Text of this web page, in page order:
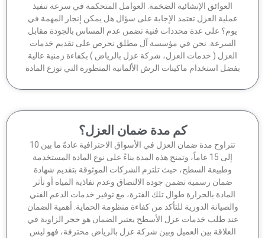
العوائق الإنشائية الضخمة. العوامل المتحكمة في سرعة تنفيذ
العزل تعتمد الإجابة على سؤال هل يمكن إنجاز المهمة في
على عدة محددات فنية تضمن عدم المساس بالجودة مقابل
نحن في مؤسسة آل مطلق نحرص على تقديم خدمات
( خدمات العزل، شركة عزل بالرياض ) بكفاءة زمنية عالية
استخدام ماكينات الرش الألمانية المتطورة التي توزع المادة
كم مدة ضمان العزل؟
تتراوح مدة ضمان العزل في الأسواق الاحترافية عادةً ما بين 10
إلى 15 عاماً، وتمنح هذه المدة بناءً على نوع المادة المستخدمة
وطبيعة السطح، حيث تلتزم الشركات الموثوقة بتقديم شهادة
ضمان رسمية تضمن جودة الالتصاق وعدم نفاذية المياه أو تأثر
المادة بالحرارة طوال تلك الفترة، مع توفير خدمات الدعم الفني
الدورية للتأكد من كفاءة منظومة الحماية. أهمية الضمان
طلب خدمات عزل الأسطح يعتبر الضمان هو حجر الزاوية في
بين العميل وبين شركة عزل بالرياض محترفة، فهو ليس